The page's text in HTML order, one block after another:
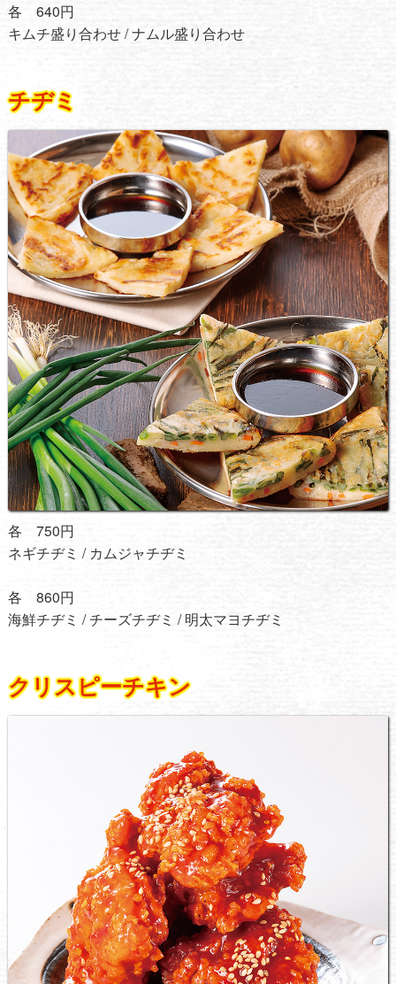
各 640円
キムチ盛り合わせ / ナムル盛り合わせ
チヂミ
各 750円
ネギチヂミ / カムジャチヂミ
各 860円
海鮮チヂミ / チーズチヂミ / 明太マヨチヂミ
クリスピーチキン